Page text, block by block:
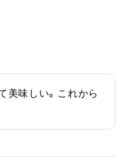
美味しい。これから